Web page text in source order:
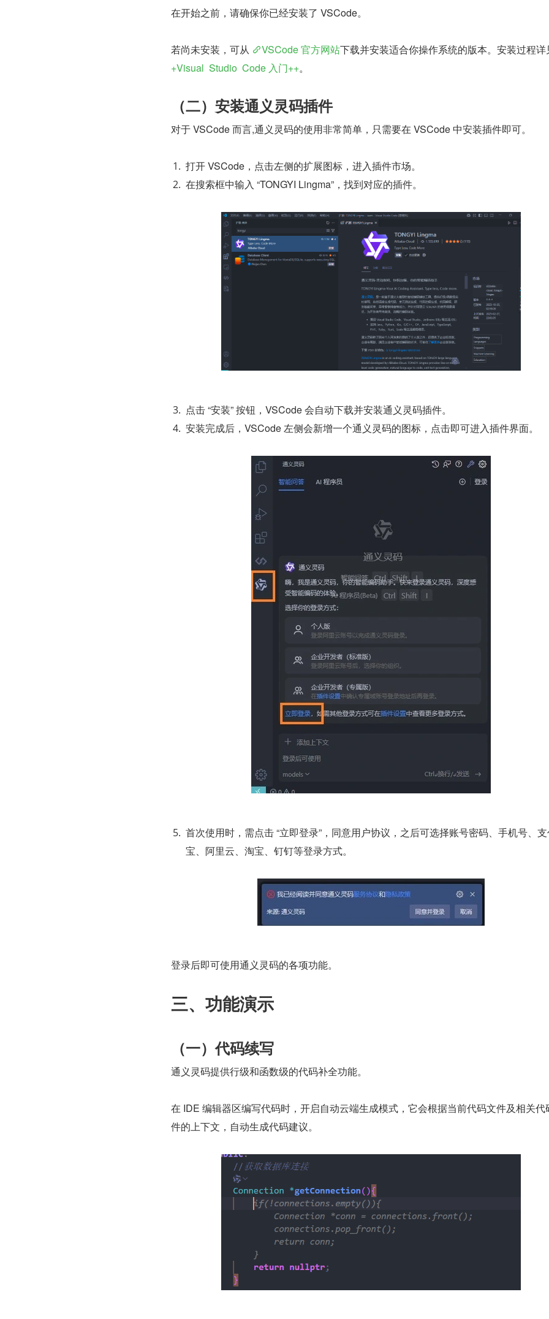
在开始之前，请确保你已经安装了 VSCode。
若尚未安装，可从 VSCode 官方网站下载并安装适合你操作系统的版本。安装过程详
+Visual Studio Code 入门++。
（二）安装通义灵码插件
对于 VSCode 而言,通义灵码的使用非常简单，只需要在 VSCode 中安装插件即可。
打开 VSCode，点击左侧的扩展图标，进入插件市场。
在搜索框中输入 “TONGYI Lingma”，找到对应的插件。
点击 “安装” 按钮，VSCode 会自动下载并安装通义灵码插件。
安装完成后，VSCode 左侧会新增一个通义灵码的图标，点击即可进入插件界面。
首次使用时，需点击 “立即登录”，同意用户协议，之后可选择账号密码、手机号、
宝、阿里云、淘宝、钉钉等登录方式。
登录后即可使用通义灵码的各项功能。
三、功能演示
（一）代码续写
通义灵码提供行级和函数级的代码补全功能。
在 IDE 编辑器区编写代码时，开启自动云端生成模式，它会根据当前代码文件及相关代
件的上下文，自动生成代码建议。